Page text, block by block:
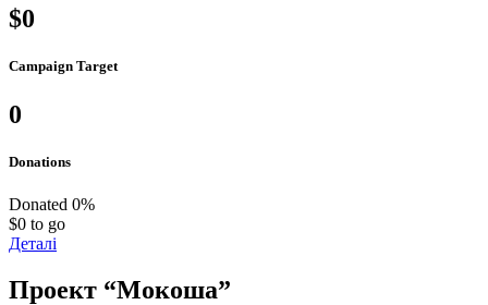
$0
Campaign Target
0
Donations
Donated 0%
$0 to go
Деталі
Проект “Мокоша”